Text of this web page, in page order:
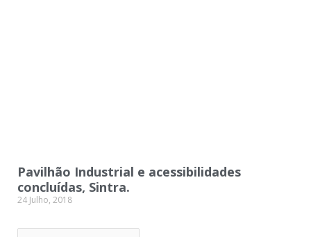
Pavilhão Industrial e acessibilidades
concluídas, Sintra.
24 Julho, 2018